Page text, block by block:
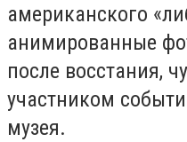
американского
анимированные
после восстания,
участником
музея.